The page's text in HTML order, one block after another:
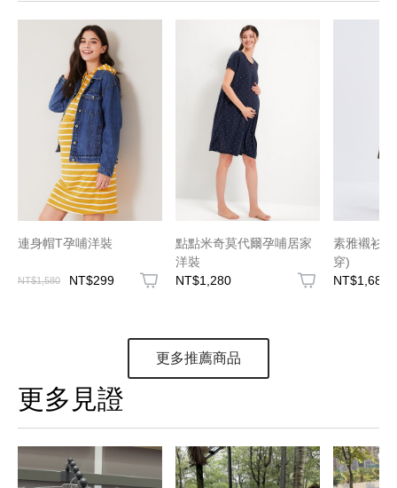
連身帽T孕哺洋裝
NT$1,580 NT$299
點點米奇莫代爾孕哺居家
洋裝
NT$1,280
素雅襯衫
穿)
NT$1,680
更多推薦商品
更多見證